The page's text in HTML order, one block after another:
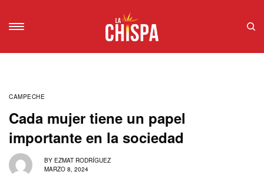
CAMPECHE
Cada mujer tiene un papel
importante en la sociedad
BY EZMAT RODRÍGUEZ
MARZO 8, 2024